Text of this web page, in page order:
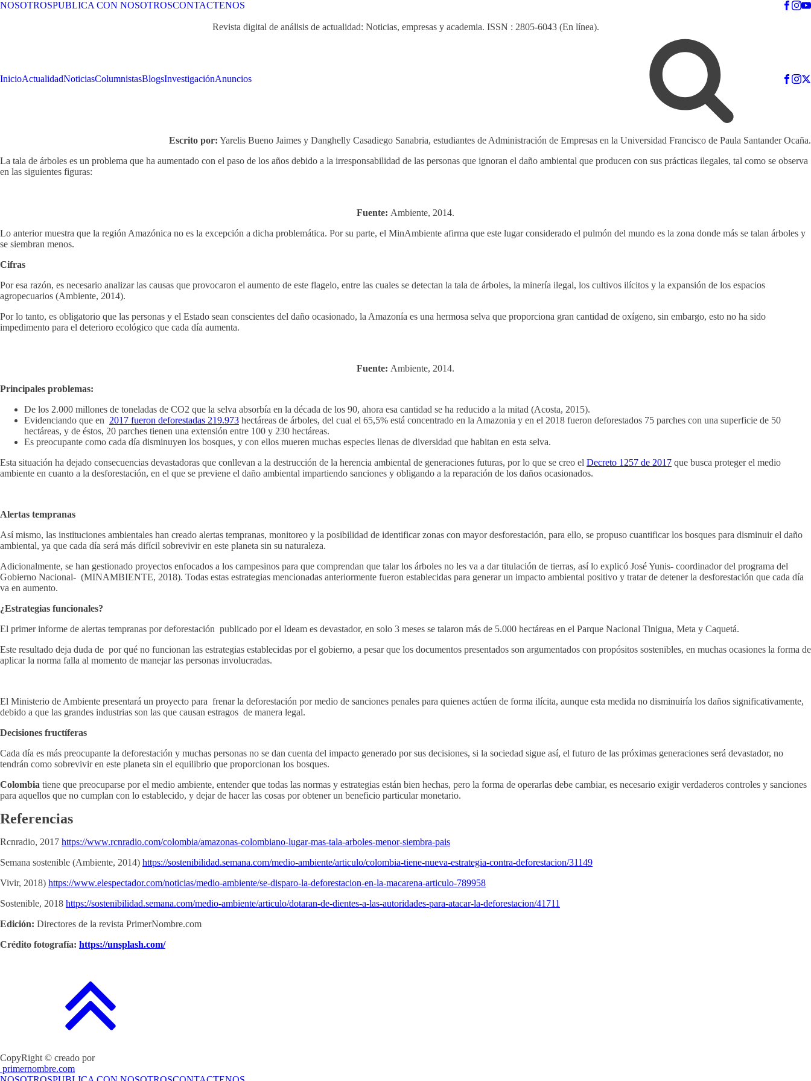
NOSOTROSPUBLICA CON NOSOTROSCONTACTENOS
Revista digital de análisis de actualidad: Noticias, empresas y academia. ISSN : 2805-6043 (En línea).
InicioActualidadNoticiasColumnistasBlogsInvestigaciónAnuncios
Escrito por: Yarelis Bueno Jaimes y Danghelly Casadiego Sanabria, estudiantes de Administración de Empresas en la Universidad Francisco de Paula Santander Ocaña.
La tala de árboles es un problema que ha aumentado con el paso de los años debido a la irresponsabilidad de las personas que ignoran el daño ambiental que producen con sus prácticas ilegales, tal como se observa
en las siguientes figuras:
Fuente: Ambiente, 2014.
Lo anterior muestra que la región Amazónica no es la excepción a dicha problemática. Por su parte, el MinAmbiente afirma que este lugar considerado el pulmón del mundo es la zona donde más se talan árboles y
se siembran menos.
Cifras
Por esa razón, es necesario analizar las causas que provocaron el aumento de este flagelo, entre las cuales se detectan la tala de árboles, la minería ilegal, los cultivos ilícitos y la expansión de los espacios
agropecuarios (Ambiente, 2014).
Por lo tanto, es obligatorio que las personas y el Estado sean conscientes del daño ocasionado, la Amazonía es una hermosa selva que proporciona gran cantidad de oxígeno, sin embargo, esto no ha sido
impedimento para el deterioro ecológico que cada día aumenta.
Fuente: Ambiente, 2014.
Principales problemas:
De los 2.000 millones de toneladas de CO2 que la selva absorbía en la década de los 90, ahora esa cantidad se ha reducido a la mitad (Acosta, 2015).
Evidenciando que en 2017 fueron deforestadas 219.973 hectáreas de árboles, del cual el 65,5% está concentrado en la Amazonia y en el 2018 fueron deforestados 75 parches con una superficie de 50
hectáreas, y de éstos, 20 parches tienen una extensión entre 100 y 230 hectáreas.
Es preocupante como cada día disminuyen los bosques, y con ellos mueren muchas especies llenas de diversidad que habitan en esta selva.
Esta situación ha dejado consecuencias devastadoras que conllevan a la destrucción de la herencia ambiental de generaciones futuras, por lo que se creo el Decreto 1257 de 2017 que busca proteger el medio
ambiente en cuanto a la desforestación, en el que se previene el daño ambiental impartiendo sanciones y obligando a la reparación de los daños ocasionados.
Alertas tempranas
Así mismo, las instituciones ambientales han creado alertas tempranas, monitoreo y la posibilidad de identificar zonas con mayor desforestación, para ello, se propuso cuantificar los bosques para disminuir el daño
ambiental, ya que cada día será más difícil sobrevivir en este planeta sin su naturaleza.
Adicionalmente, se han gestionado proyectos enfocados a los campesinos para que comprendan que talar los árboles no les va a dar titulación de tierras, así lo explicó José Yunis- coordinador del programa del
Gobierno Nacional- (MINAMBIENTE, 2018). Todas estas estrategias mencionadas anteriormente fueron establecidas para generar un impacto ambiental positivo y tratar de detener la desforestación que cada día
va en aumento.
¿Estrategias funcionales?
El primer informe de alertas tempranas por deforestación publicado por el Ideam es devastador, en solo 3 meses se talaron más de 5.000 hectáreas en el Parque Nacional Tinigua, Meta y Caquetá.
Este resultado deja duda de por qué no funcionan las estrategias establecidas por el gobierno, a pesar que los documentos presentados son argumentados con propósitos sostenibles, en muchas ocasiones la forma de
aplicar la norma falla al momento de manejar las personas involucradas.
El Ministerio de Ambiente presentará un proyecto para frenar la deforestación por medio de sanciones penales para quienes actúen de forma ilícita, aunque esta medida no disminuiría los daños significativamente,
debido a que las grandes industrias son las que causan estragos de manera legal.
Decisiones fructíferas
Cada día es más preocupante la deforestación y muchas personas no se dan cuenta del impacto generado por sus decisiones, si la sociedad sigue así, el futuro de las próximas generaciones será devastador, no
tendrán como sobrevivir en este planeta sin el equilibrio que proporcionan los bosques.
Colombia tiene que preocuparse por el medio ambiente, entender que todas las normas y estrategias están bien hechas, pero la forma de operarlas debe cambiar, es necesario exigir verdaderos controles y sanciones
para aquellos que no cumplan con lo establecido, y dejar de hacer las cosas por obtener un beneficio particular monetario.
Referencias
Rcnradio, 2017 https://www.rcnradio.com/colombia/amazonas-colombiano-lugar-mas-tala-arboles-menor-siembra-pais
Semana sostenible (Ambiente, 2014) https://sostenibilidad.semana.com/medio-ambiente/articulo/colombia-tiene-nueva-estrategia-contra-deforestacion/31149
Vivir, 2018) https://www.elespectador.com/noticias/medio-ambiente/se-disparo-la-deforestacion-en-la-macarena-articulo-789958
Sostenible, 2018 https://sostenibilidad.semana.com/medio-ambiente/articulo/dotaran-de-dientes-a-las-autoridades-para-atacar-la-deforestacion/41711
Edición: Directores de la revista PrimerNombre.com
Crédito fotografía: https://unsplash.com/
CopyRight © creado por
primernombre.com